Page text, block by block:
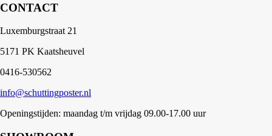
CONTACT
Luxemburgstraat 21
5171 PK Kaatsheuvel
0416-530562
info@schuttingposter.nl
Openingstijden: maandag t/m vrijdag 09.00-17.00 uur